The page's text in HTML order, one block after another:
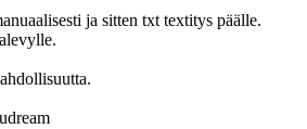
ja sitten txt textitys päälle.